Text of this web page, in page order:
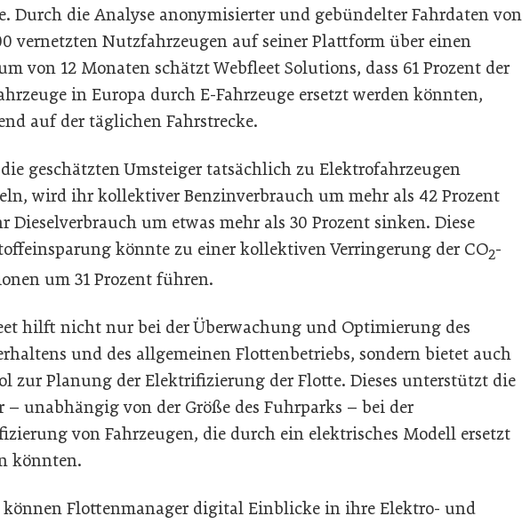
Durch die Analyse anonymisierter und gebündelter Fahrdaten von
vernetzten Nutzfahrzeugen auf seiner Plattform über einen
von 12 Monaten schätzt Webfleet Solutions, dass 61 Prozent der
in Europa durch E-Fahrzeuge ersetzt werden könnten,
auf der täglichen Fahrstrecke.
geschätzten Umsteiger tatsächlich zu Elektrofahrzeugen
wird ihr kollektiver Benzinverbrauch um mehr als 42 Prozent
Dieselverbrauch um etwas mehr als 30 Prozent sinken. Diese
könnte zu einer kollektiven Verringerung der CO2-
um 31 Prozent führen.
hilft nicht nur bei der Überwachung und Optimierung des
und des allgemeinen Flottenbetriebs, sondern bietet auch
zur Planung der Elektrifizierung der Flotte. Dieses unterstützt die
– unabhängig von der Größe des Fuhrparks – bei der
von Fahrzeugen, die durch ein elektrisches Modell ersetzt
könnten.
Flottenmanager digital Einblicke in ihre Elektro- und